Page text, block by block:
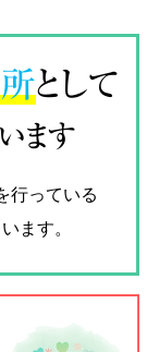
として
ます
行っている
ます。